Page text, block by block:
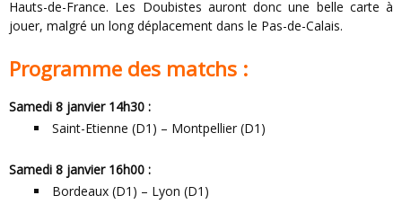
Hauts-de-France. Les Doubistes auront donc une belle carte à
jouer, malgré un long déplacement dans le Pas-de-Calais.
Programme des matchs :
Samedi 8 janvier 14h30 :
Saint-Etienne (D1) – Montpellier (D1)
Samedi 8 janvier 16h00 :
Bordeaux (D1) – Lyon (D1)